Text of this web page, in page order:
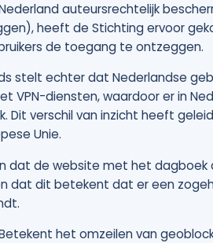
auteursrechtelijk
heeft de Stichting ervoor
de toegang te ontzeggen.
stelt echter dat Nederlandse
VPN-diensten, waardoor er in
Dit verschil van inzicht heeft
Unie.
dat de website met het dagboek
dat dit betekent dat er een
het omzeilen van